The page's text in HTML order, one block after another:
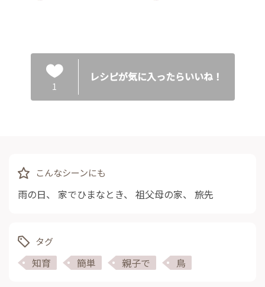
1
レシピが気に入ったらいいね！
こんなシーンにも
雨の日、 家でひまなとき、 祖父母の家、 旅先
タグ
知育 簡単 親子で 鳥